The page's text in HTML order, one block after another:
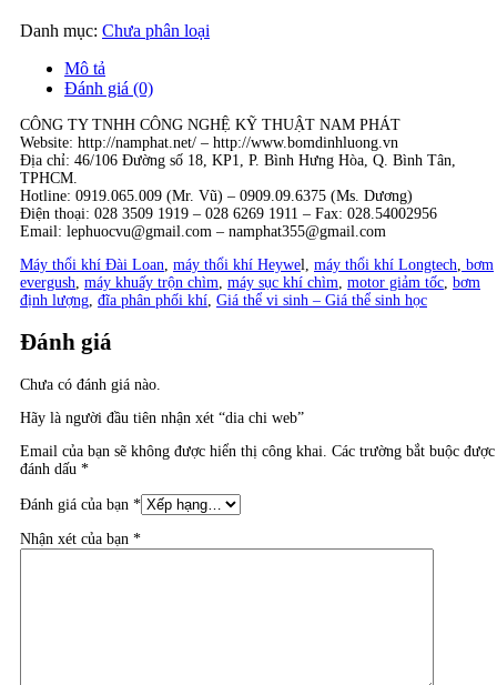
Danh mục: Chưa phân loại
Mô tả
Đánh giá (0)
CÔNG TY TNHH CÔNG NGHỆ KỸ THUẬT NAM PHÁT
Website: http://namphat.net/ – http://www.bomdinhluong.vn
Địa chỉ: 46/106 Đường số 18, KP1, P. Bình Hưng Hòa, Q. Bình Tân,
TPHCM.
Hotline: 0919.065.009 (Mr. Vũ) – 0909.09.6375 (Ms. Dương)
Điện thoại: 028 3509 1919 – 028 6269 1911 – Fax: 028.54002956
Email: lephuocvu@gmail.com – namphat355@gmail.com
Máy thổi khí Đài Loan máy thổi khí Heywel, máy thổi khí Longtech bơm
evergush máy khuấy trộn chìm máy sục khí chìm motor giảm tốc bơm
định lượng đĩa phân phối khí Giá thể vi sinh – Giá thể sinh học
Đánh giá
Chưa có đánh giá nào.
Hãy là người đầu tiên nhận xét “dia chi web”
Email của bạn sẽ không được hiển thị công khai. Các trường bắt buộc được
đánh dấu *
Đánh giá của bạn *
Nhận xét của bạn *